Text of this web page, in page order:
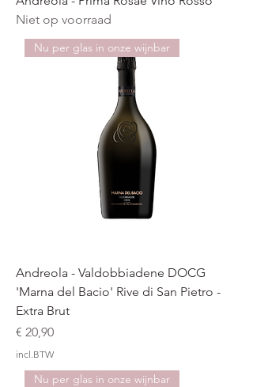
Niet op voorraad
Nu per glas in onze wijnbar
Andreola - Valdobbiadene DOCG
'Marna del Bacio' Rive di San Pietro -
Extra Brut
Prijs
€ 20,90
incl.BTW
Nu per glas in onze wijnbar